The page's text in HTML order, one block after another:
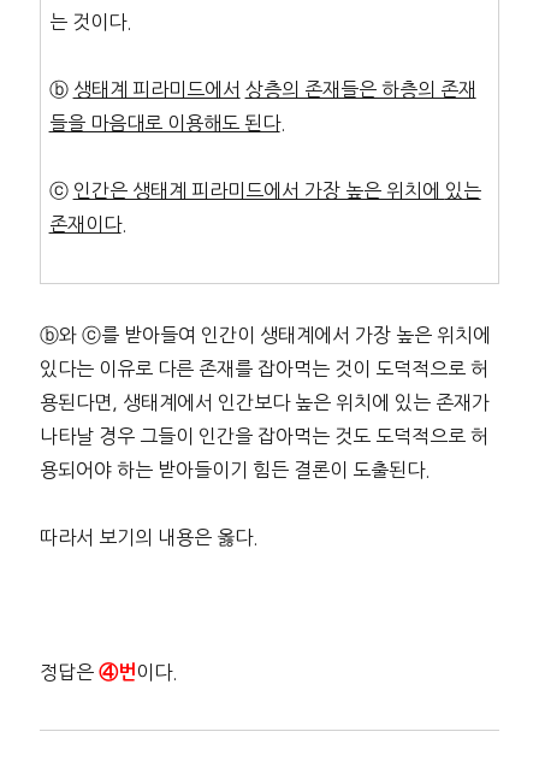
는 것이다.
ⓑ 생태계 피라미드에서 상층의 존재들은 하층의 존재
들을 마음대로 이용해도 된다.
ⓒ 인간은 생태계 피라미드에서 가장 높은 위치에 있는
존재이다.
ⓑ와 ⓒ를 받아들여 인간이 생태계에서 가장 높은 위치에
있다는 이유로 다른 존재를 잡아먹는 것이 도덕적으로 허
용된다면, 생태계에서 인간보다 높은 위치에 있는 존재가
나타날 경우 그들이 인간을 잡아먹는 것도 도덕적으로 허
용되어야 하는 받아들이기 힘든 결론이 도출된다.
따라서 보기의 내용은 옳다.
정답은④번 이다.